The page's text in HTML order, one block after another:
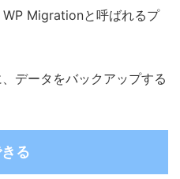
Migrationと呼ばれるプ
データをバックアップする
る